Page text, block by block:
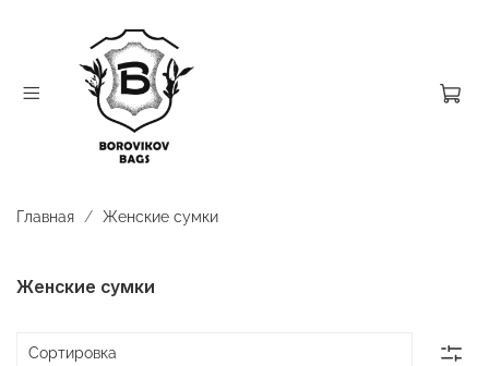
Главная Женские сумки
Женские сумки